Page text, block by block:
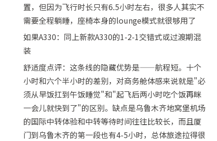
置，但因为飞行时长只有6.5小时左右，很多人其实不
需要全程躺睡，座椅本身的lounge模式就很够用了
如果A330：同上新款A330的1-2-1交错式或过渡期混
装
舒适度点评：这条线的隐藏优势是——航程短。十个
小时和六个半小时的差别，对商务舱体感来说就是"必
须从早饭扛到午饭睡觉"和"起飞后两小时吃个饭再眯
一会儿就快到了"的区别。缺点是乌鲁木齐地窝堡机场
的国际中转体验和中转等待时间往往比较长，而且厦
门到乌鲁木齐的第一段也有4-5小时，总体旅途拉得很